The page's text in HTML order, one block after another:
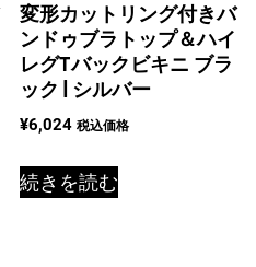
変形カットリング付きバ
ンドゥブラトップ＆ハイ
レグTバックビキニ ブラ
ック | シルバー
¥6,024 税込価格
続きを読む